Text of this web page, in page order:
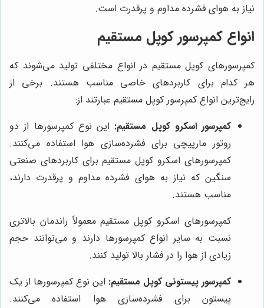
نیاز به هوای فشرده مداوم و پرقدرت است.
انواع کمپرسور کوپل مستقیم
کمپرسورهای کوپل مستقیم در انواع مختلفی تولید می‌شوند که
هر کدام برای کاربردهای خاصی مناسب هستند. برخی از
رایج‌ترین انواع کمپرسور کوپل مستقیم عبارتند از:
کمپرسور اسکرو کوپل مستقیم: این نوع کمپرسورها از دو
روتور مارپیچی برای فشرده‌سازی هوا استفاده می‌کنند.
کمپرسورهای اسکرو کوپل مستقیم برای کاربردهای صنعتی
سنگین که نیاز به هوای فشرده مداوم و پرقدرت دارند،
مناسب هستند.
کمپرسورهای اسکرو کوپل مستقیم معمولاً راندمان بالاتری
نسبت به سایر انواع کمپرسورها دارند و می‌توانند حجم
زیادی از هوا را در فشار بالا تولید کنند.
کمپرسور پیستونی کوپل مستقیم: این نوع کمپرسورها از یک
پیستون برای فشرده‌سازی هوا استفاده می‌کنند.